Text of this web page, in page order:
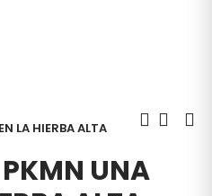
LA HIERBA ALTA
UNA